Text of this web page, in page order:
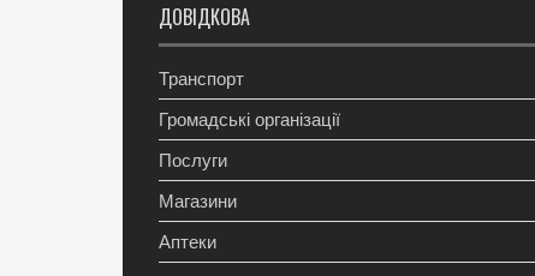
ДОВІДКОВА
Транспорт
Громадські організації
Послуги
Магазини
Аптеки